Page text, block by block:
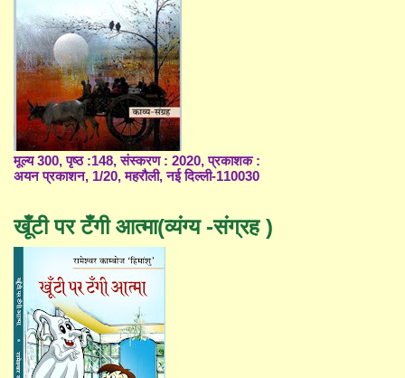
मूल्य 300, पृष्ठ :148, संस्करण : 2020, प्रकाशक :
अयन प्रकाशन, 1/20, महरौली, नई दिल्ली-110030
खूँटी पर टँगी आत्मा(व्यंग्य -संग्रह )